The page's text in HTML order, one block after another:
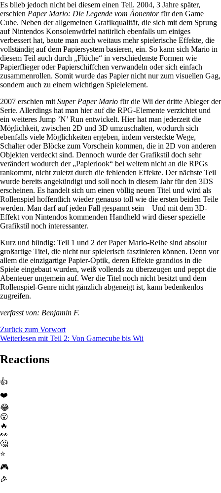
Es blieb jedoch nicht bei diesem einen Teil. 2004, 3 Jahre später,
erschien Paper Mario: Die Legende vom Äonentorfür den Game
Cube. Neben der allgemeinen Grafikqualität, die sich mit dem Sprung
auf Nintendos Konsolenwürfel natürlich ebenfalls um einiges
verbessert hat, baute man auch weitaus mehr spielerische Effekte, die
vollständig auf dem Papiersystem basieren, ein. So kann sich Mario in
diesem Teil auch durch „Flüche“ in verschiedenste Formen wie
Papierflieger oder Papierschiffchen verwandeln oder sich einfach
zusammenrollen. Somit wurde das Papier nicht nur zum visuellen Gag,
sondern auch zu einem wichtigen Spielelement.
2007 erschien mit Super Paper Mario für die Wii der dritte Ableger der
Serie. Allerdings hat man hier auf die RPG-Elemente verzichtet und
ein weiteres Jump ’N’ Run entwickelt. Hier hat man jederzeit die
Möglichkeit, zwischen 2D und 3D umzuschalten, wodurch sich
ebenfalls viele Möglichkeiten ergeben, indem versteckte Wege,
Schalter oder Blöcke zum Vorschein kommen, die in 2D von anderen
Objekten verdeckt sind. Dennoch wurde der Grafikstil doch sehr
verändert wodurch der „Papierlook“ bei weitem nicht an die RPGs
rankommt, nicht zuletzt durch die fehlenden Effekte. Der nächste Teil
wurde bereits angekündigt und soll noch in diesem Jahr für den 3DS
erscheinen. Es handelt sich um einen völlig neuen Titel und wird als
Rollenspiel hoffentlich wieder genauso toll wie die ersten beiden Teile
werden. Man darf auf jeden Fall gespannt sein – Und mit dem 3D-
Effekt von Nintendos kommenden Handheld wird dieser spezielle
Grafikstil noch interessanter.
Kurz und bündig: Teil 1 und 2 der Paper Mario-Reihe sind absolut
großartige Titel, die nicht nur spielerisch faszinieren können. Denn vor
allem die einzigartige Papier-Optik, deren Effekte grandios in die
Spiele eingebaut wurden, weiß vollends zu überzeugen und peppt die
Abenteuer ungemein auf. Wer die Titel noch nicht besitzt und dem
Rollenspiel-Genre nicht gänzlich abgeneigt ist, kann bedenkenlos
zugreifen.
verfasst von: Benjamin F.
Zurück zum Vorwort
Weiterlesen mit Teil 2: Von Gamecube bis Wii
Reactions
👍
❤️
😂
😮
🔥
👀
🤔
⭐
🎮
🎉